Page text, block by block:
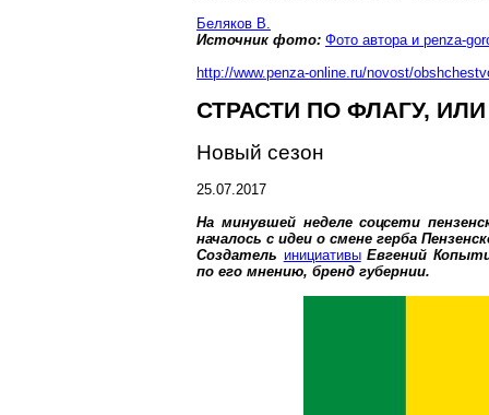
Беляков В.
Источник фото: Фото автора и penza-
http://www.penza-online.ru/novost/
СТРАСТИ ПО ФЛАГУ,
Новый сезон
25.07.2017
На минувшей неделе соцсети
началось с идеи о смене герба
Создатель инициативы Евгений
по его мнению, бренд губернии.